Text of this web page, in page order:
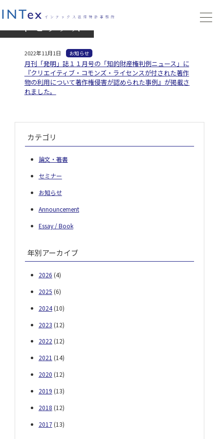
トピックス
2022年11月1日 お知らせ
月刊「発明」誌１１月号の「知的財産権判例ニュース」に
『クリエイティブ・コモンズ・ライセンスが付された著作
物の利用について著作権侵害が認められた事例』が掲載さ
れました。
カテゴリ
論文・著書
セミナー
お知らせ
Announcement
Essay / Book
年別アーカイブ
2026 (4)
2025 (6)
2024(10)
2023 (12)
2022(12)
2021 (14)
2020 (12)
2019 (13)
2018 (12)
2017(13)